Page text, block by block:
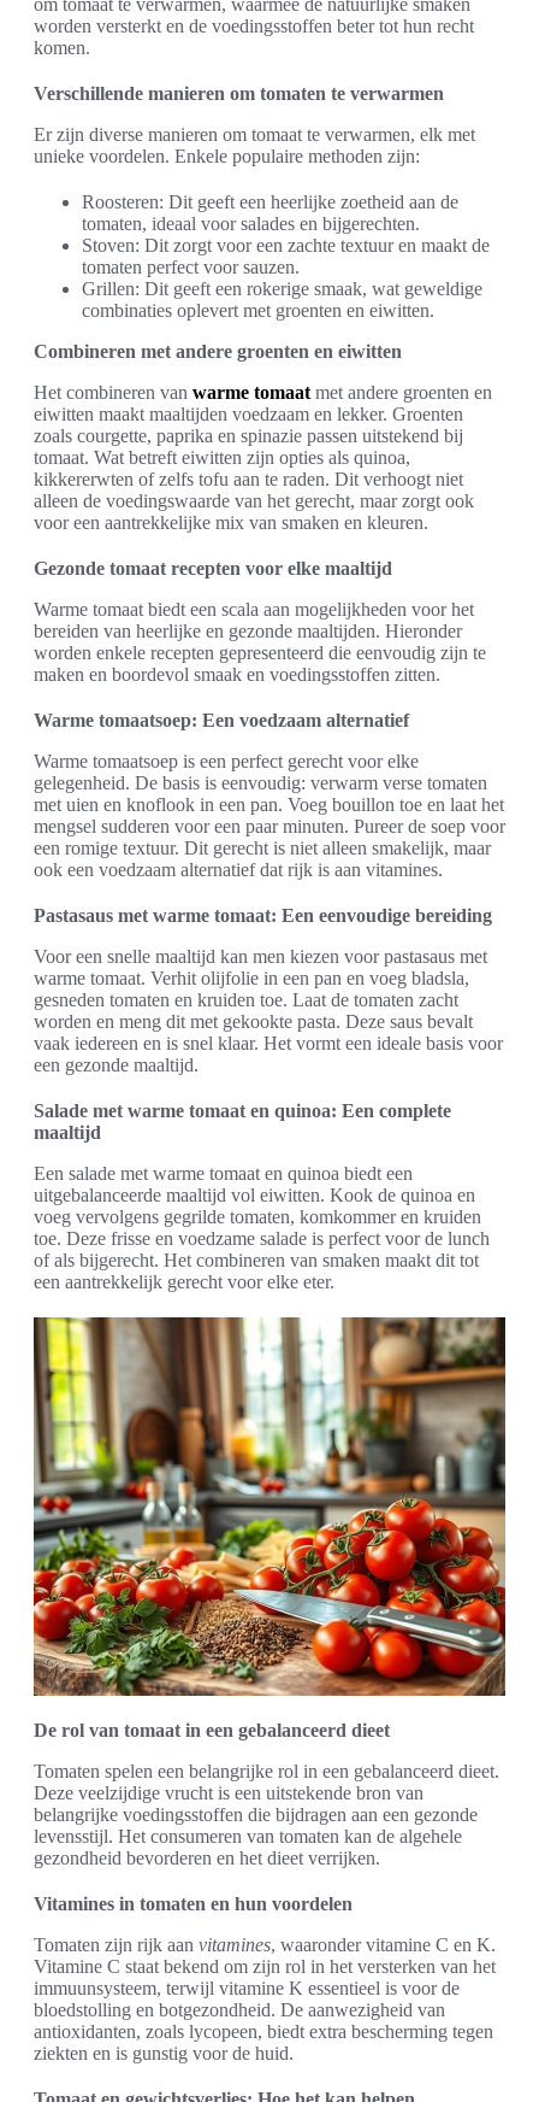
om tomaat te verwarmen, waarmee de natuurlijke smaken
worden versterkt en de voedingsstoffen beter tot hun recht
komen.
Verschillende manieren om tomaten te verwarmen
Er zijn diverse manieren om tomaat te verwarmen, elk met
unieke voordelen. Enkele populaire methoden zijn:
Roosteren: Dit geeft een heerlijke zoetheid aan de
tomaten, ideaal voor salades en bijgerechten.
Stoven: Dit zorgt voor een zachte textuur en maakt de
tomaten perfect voor sauzen.
Grillen: Dit geeft een rokerige smaak, wat geweldige
combinaties oplevert met groenten en eiwitten.
Combineren met andere groenten en eiwitten
Het combineren van warme tomaat met andere groenten en
eiwitten maakt maaltijden voedzaam en lekker. Groenten
zoals courgette, paprika en spinazie passen uitstekend bij
tomaat. Wat betreft eiwitten zijn opties als quinoa,
kikkererwten of zelfs tofu aan te raden. Dit verhoogt niet
alleen de voedingswaarde van het gerecht, maar zorgt ook
voor een aantrekkelijke mix van smaken en kleuren.
Gezonde tomaat recepten voor elke maaltijd
Warme tomaat biedt een scala aan mogelijkheden voor het
bereiden van heerlijke en gezonde maaltijden. Hieronder
worden enkele recepten gepresenteerd die eenvoudig zijn te
maken en boordevol smaak en voedingsstoffen zitten.
Warme tomaatsoep: Een voedzaam alternatief
Warme tomaatsoep is een perfect gerecht voor elke
gelegenheid. De basis is eenvoudig: verwarm verse tomaten
met uien en knoflook in een pan. Voeg bouillon toe en laat het
mengsel sudderen voor een paar minuten. Pureer de soep voor
een romige textuur. Dit gerecht is niet alleen smakelijk, maar
ook een voedzaam alternatief dat rijk is aan vitamines.
Pastasaus met warme tomaat: Een eenvoudige bereiding
Voor een snelle maaltijd kan men kiezen voor pastasaus met
warme tomaat. Verhit olijfolie in een pan en voeg bladsla,
gesneden tomaten en kruiden toe. Laat de tomaten zacht
worden en meng dit met gekookte pasta. Deze saus bevalt
vaak iedereen en is snel klaar. Het vormt een ideale basis voor
een gezonde maaltijd.
Salade met warme tomaat en quinoa: Een complete
maaltijd
Een salade met warme tomaat en quinoa biedt een
uitgebalanceerde maaltijd vol eiwitten. Kook de quinoa en
voeg vervolgens gegrilde tomaten, komkommer en kruiden
toe. Deze frisse en voedzame salade is perfect voor de lunch
of als bijgerecht. Het combineren van smaken maakt dit tot
een aantrekkelijk gerecht voor elke eter.
De rol van tomaat in een gebalanceerd dieet
Tomaten spelen een belangrijke rol in een gebalanceerd dieet.
Deze veelzijdige vrucht is een uitstekende bron van
belangrijke voedingsstoffen die bijdragen aan een gezonde
levensstijl. Het consumeren van tomaten kan de algehele
gezondheid bevorderen en het dieet verrijken.
Vitamines in tomaten en hun voordelen
Tomaten zijn rijk aan vitamines, waaronder vitamine C en K.
Vitamine C staat bekend om zijn rol in het versterken van het
immuunsysteem, terwijl vitamine K essentieel is voor de
bloedstolling en botgezondheid. De aanwezigheid van
antioxidanten, zoals lycopeen, biedt extra bescherming tegen
ziekten en is gunstig voor de huid.